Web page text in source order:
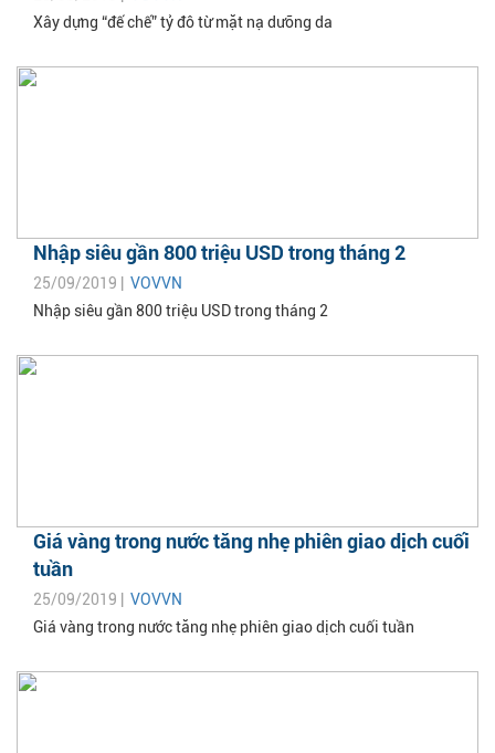
Xây dựng “đế chế” tỷ đô từ mặt nạ dưỡng da
Nhập siêu gần 800 triệu USD trong tháng 2
25/09/2019 | VOVVN
Nhập siêu gần 800 triệu USD trong tháng 2
Giá vàng trong nước tăng nhẹ phiên giao dịch cuối
tuần
25/09/2019 | VOVVN
Giá vàng trong nước tăng nhẹ phiên giao dịch cuối tuần